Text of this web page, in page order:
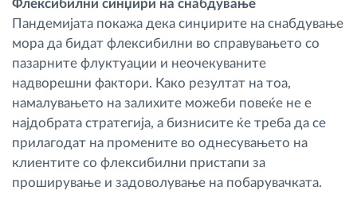
Флексибилни синџири на снабдување
Пандемијата покажа дека синџирите на снабдување
мора да бидат флексибилни во справувањето со
пазарните флуктуации и неочекуваните
надворешни фактори. Како резултат на тоа,
намалувањето на залихите можеби повеќе не е
најдобрата стратегија, а бизнисите ќе треба да се
прилагодат на промените во однесувањето на
клиентите со флексибилни пристапи за
проширување и задоволување на побарувачката.